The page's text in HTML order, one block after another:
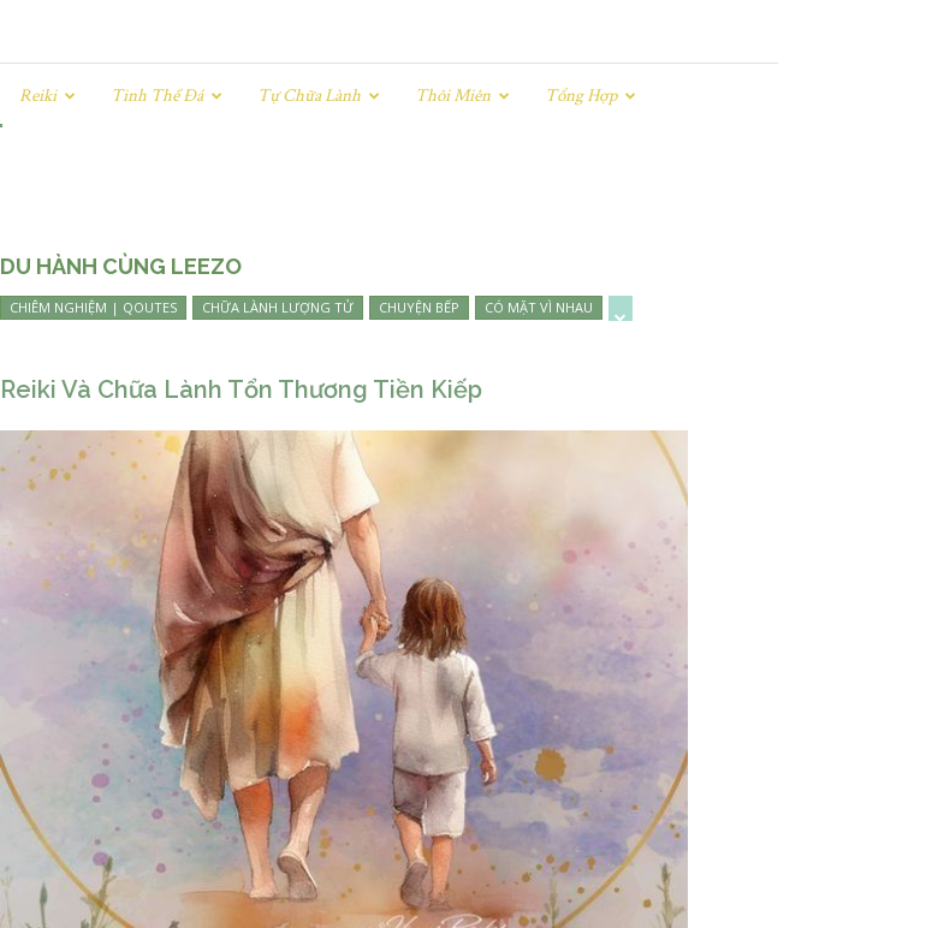
Reiki Tinh Thể Đá Tự Chữa Lành Thôi Miên Tổng Hợp
DU HÀNH CÙNG LEEZO
CHIÊM NGHIỆM | QOUTES CHỮA LÀNH LƯỢNG TỬ CHUYỆN BẾP CÓ MẶT VÌ NHAU
Reiki Và Chữa Lành Tổn Thương Tiền Kiếp